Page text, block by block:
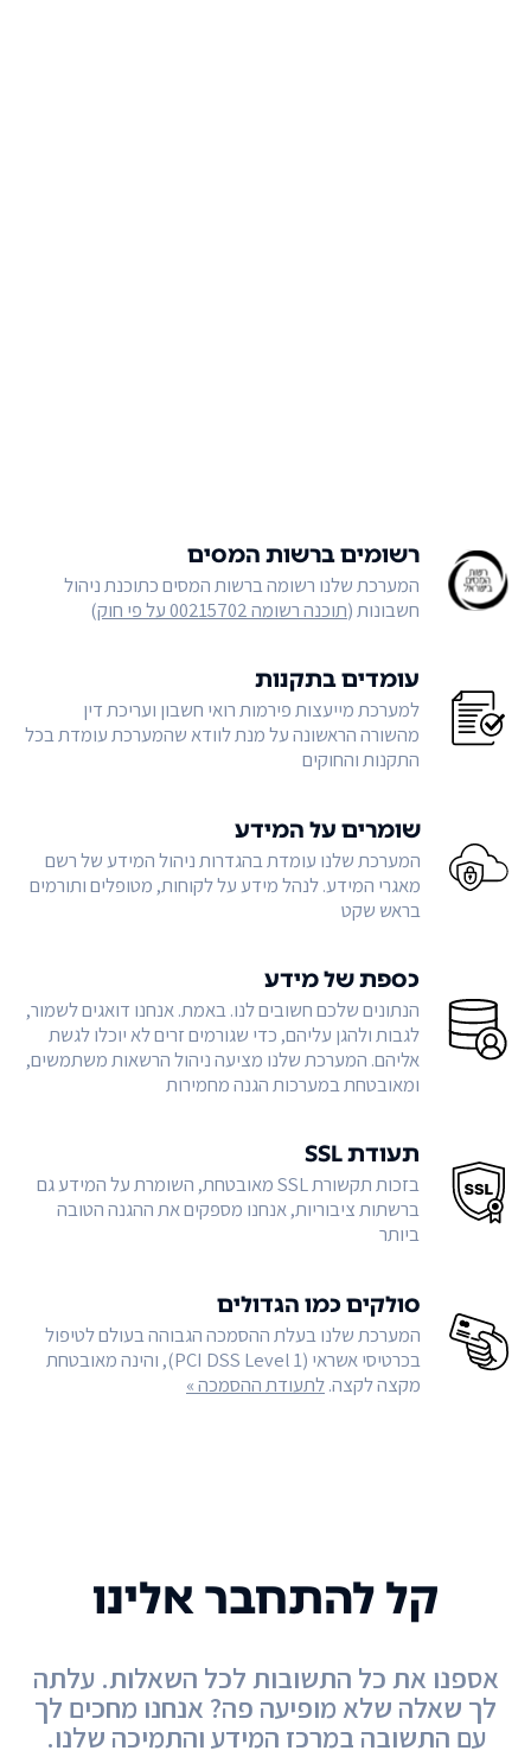
רשומים ברשות המסים
המערכת שלנו רשומה ברשות המסים כתוכנת ניהול
חשבונות (תוכנה רשומה 00215702 על פי חוק )
עומדים בתקנות
למערכת מייעצות פירמות רואי חשבון ועריכת דין
מהשורה הראשונה על מנת לוודא שהמערכת עומדת בכל
התקנות והחוקים
שומרים על המידע
המערכת שלנו עומדת בהגדרות ניהול המידע של רשם
מאגרי המידע. לנהל מידע על לקוחות, מטופלים ותורמים
בראש שקט
כספת של מידע
הנתונים שלכם חשובים לנו. באמת. אנחנו דואגים לשמור,
לגבות ולהגן עליהם, כדי שגורמים זרים לא יוכלו לגשת
אליהם. המערכת שלנו מציעה ניהול הרשאות משתמשים,
ומאובטחת במערכות הגנה מחמירות
תעודת SSL
בזכות תקשורת SSL מאובטחת, השומרת על המידע גם
ברשתות ציבוריות, אנחנו מספקים את ההגנה הטובה
ביותר
סולקים כמו הגדולים
המערכת שלנו בעלת ההסמכה הגבוהה בעולם לטיפול
בכרטיסי אשראי (PCI DSS Level 1), והינה מאובטחת
מקצה לקצה.לתעודת ההסמכה »
קל להתחבר אלינו
אספנו את כל התשובות לכל השאלות. עלתה
לך שאלה שלא מופיעה פה? אנחנו מחכים לך
עם התשובה במרכז המידע והתמיכה שלנו.